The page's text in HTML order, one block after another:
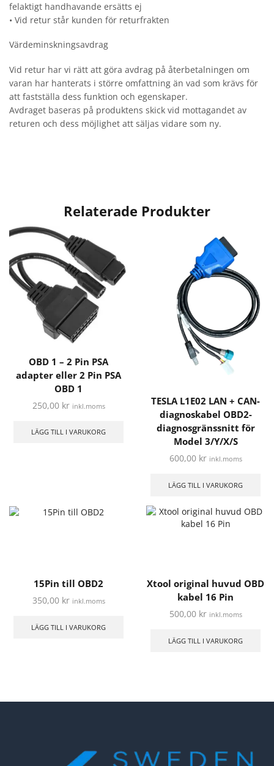
felaktigt handhavande ersätts ej
• Vid retur står kunden för returfrakten
Värdeminskningsavdrag
Vid retur har vi rätt att göra avdrag på återbetalningen om
varan har hanterats i större omfattning än vad som krävs för
att fastställa dess funktion och egenskaper.
Avdraget baseras på produktens skick vid mottagandet av
returen och dess möjlighet att säljas vidare som ny.
Relaterade Produkter
OBD 1 – 2 Pin PSA
adapter eller 2 Pin PSA
OBD 1
250,00 kr inkl.moms
LÄGG TILL I VARUKORG
TESLA L1E02 LAN + CAN-
diagnoskabel OBD2-
diagnosgränssnitt för
Model 3/Y/X/S
600,00 kr inkl.moms
LÄGG TILL I VARUKORG
15Pin till OBD2
350,00 kr inkl.moms
LÄGG TILL I VARUKORG
Xtool original huvud OBD
kabel 16 Pin
500,00 kr inkl.moms
LÄGG TILL I VARUKORG